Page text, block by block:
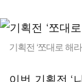
기획전 ‘쪼대로 해
이번 기획전 ‘